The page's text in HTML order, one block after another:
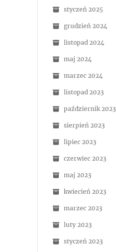
styczeń 2025
grudzień 2024
listopad 2024
maj 2024
marzec 2024
listopad 2023
październik 2023
sierpień 2023
lipiec 2023
czerwiec 2023
maj 2023
kwiecień 2023
marzec 2023
luty 2023
styczeń 2023